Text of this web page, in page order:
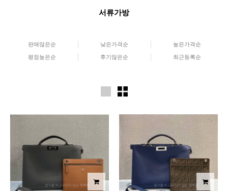
서류가방
판매많은순 낮은가격순 높은가격순
평점높은순 후기많은순 최근등록순